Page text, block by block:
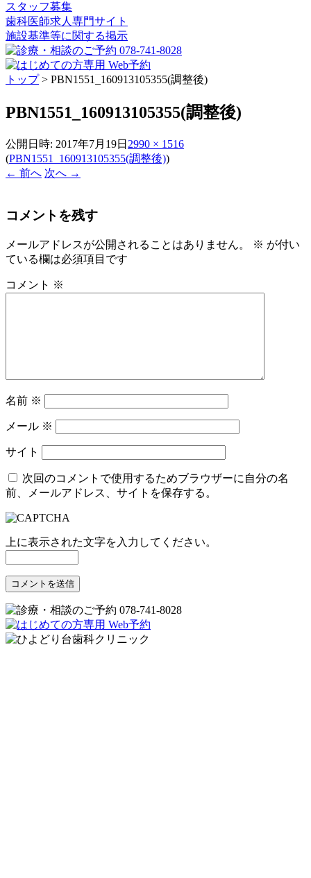
スタッフ募集
歯科医師求人専門サイト
施設基準等に関する掲示
トップ> PBN1551_160913105355(調整後)
PBN1551_160913105355(調整後)
公開日時: 2017年7月19日 2990 × 1516
(PBN1551_160913105355(調整後))
← 前へ 次へ →
コメントを残す
メールアドレスが公開されることはありません。 ※ が付い
ている欄は必須項目です
コメント ※
名前 ※
メール ※
サイト
次回のコメントで使用するためブラウザーに自分の名
前、メールアドレス、サイトを保存する。
上に表示された文字を入力してください。